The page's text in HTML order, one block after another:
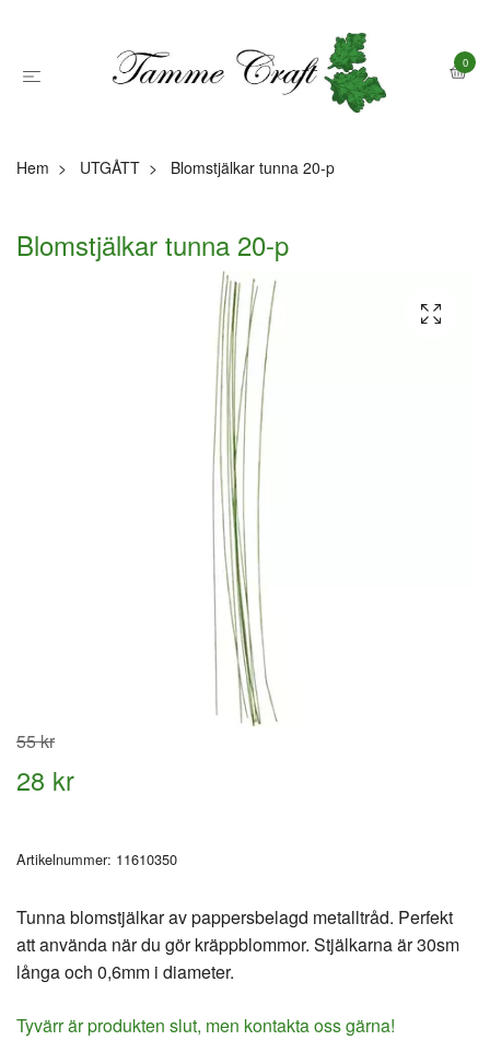
0
Hem UTGÅTT Blomstjälkar tunna 20-p
Blomstjälkar tunna 20-p
55 kr
28 kr
Artikelnummer: 11610350
Tunna blomstjälkar av pappersbelagd metalltråd. Perfekt
att använda när du gör kräppblommor. Stjälkarna är 30sm
långa och 0,6mm i diameter.
Tyvärr är produkten slut, men kontakta oss gärna!